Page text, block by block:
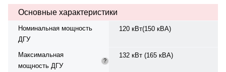
трёхфазный, 230/400 В, 50 Гц,
класс изоляции H. Объём
топлива при 75% нагрузке — 22
л/ч. Время автономной работы
Панель управления — QLE.
Степень защиты IP23. Уровень
Основные характеристики
Номинальная мощность
ДГУ
120 кВт(150 кВА)
Максимальная
мощность ДГУ
?
132 кВт (165 кВА)